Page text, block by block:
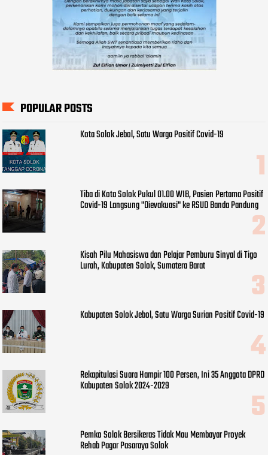
POPULAR POSTS
Kota Solok Jebol, Satu Warga Positif Covid-19
Tiba di Kota Solok Pukul 01.00 WIB, Pasien Pertama Positif
Covid-19 Langsung "Dievakuasi" ke RSUD Banda Pandung
Kisah Pilu Mahasiswa dan Pelajar Pemburu Sinyal di Tigo
Lurah, Kabupaten Solok, Sumatera Barat
Kabupaten Solok Jebol, Satu Warga Surian Positif Covid-19
Rekapitulasi Suara Hampir 100 Persen, Ini 35 Anggota DPRD
Kabupaten Solok 2024-2029
Pemko Solok Bersikeras Tidak Mau Membayar Proyek
Rehab Pagar Pasaraya Solok